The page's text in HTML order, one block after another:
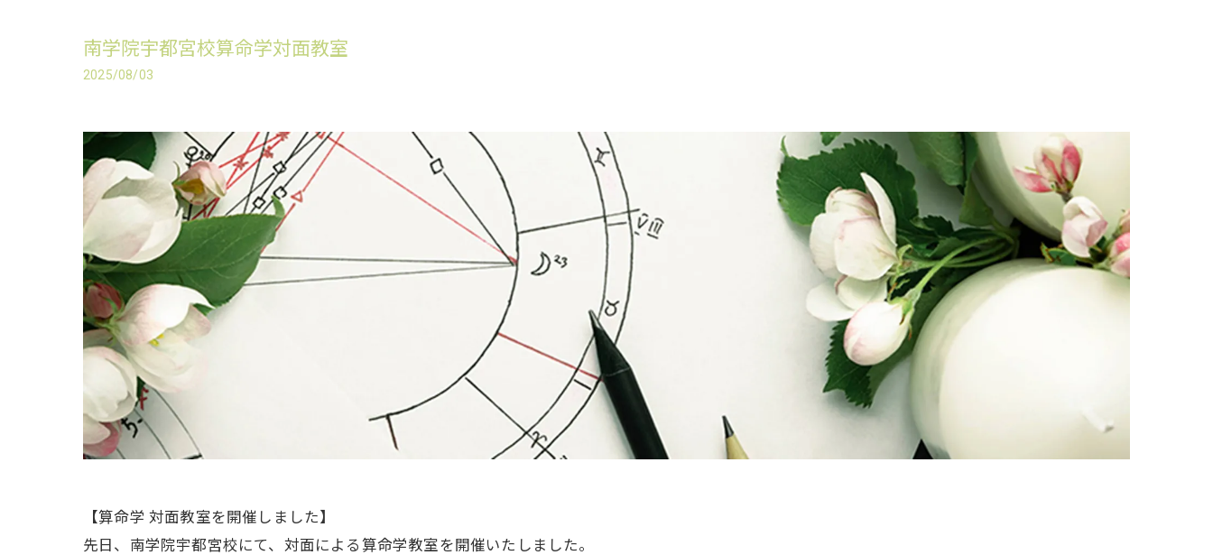
南学院宇都宮校算命学対面教室
2025/08/03
【算命学 対面教室を開催しました】
先日、南学院宇都宮校にて、対面による算命学教室を開催いたしました。